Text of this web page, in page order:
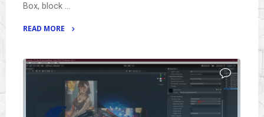
Box, block …
READ MORE